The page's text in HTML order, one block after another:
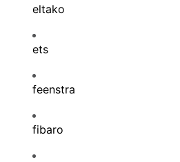
eltako
ets
feenstra
fibaro